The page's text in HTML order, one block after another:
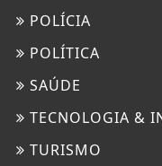
POLÍCIA
POLÍTICA
SAÚDE
TECNOLOGIA &
TURISMO